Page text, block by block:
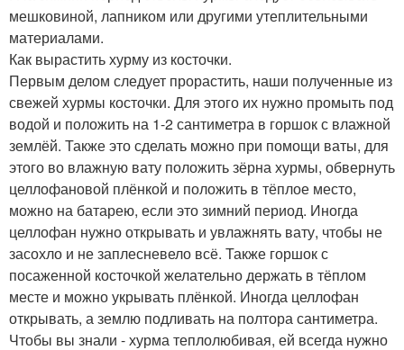
мешковиной, лапником или другими утеплительными
материалами.
Как вырастить хурму из косточки.
Первым делом следует прорастить, наши полученные из
свежей хурмы косточки. Для этого их нужно промыть под
водой и положить на 1-2 сантиметра в горшок с влажной
землёй. Также это сделать можно при помощи ваты, для
этого во влажную вату положить зёрна хурмы, обвернуть
целлофановой плёнкой и положить в тёплое место,
можно на батарею, если это зимний период. Иногда
целлофан нужно открывать и увлажнять вату, чтобы не
засохло и не заплесневело всё. Также горшок с
посаженной косточкой желательно держать в тёплом
месте и можно укрывать плёнкой. Иногда целлофан
открывать, а землю подливать на полтора сантиметра.
Чтобы вы знали - хурма теплолюбивая, ей всегда нужно